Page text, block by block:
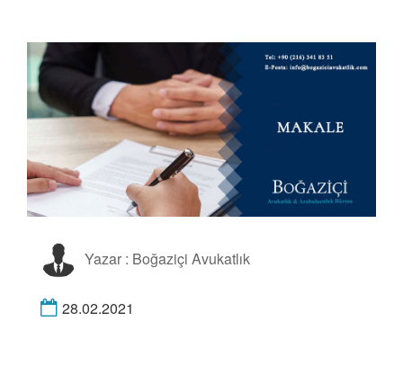
Yazar : Boğaziçi Avukatlık
28.02.2021